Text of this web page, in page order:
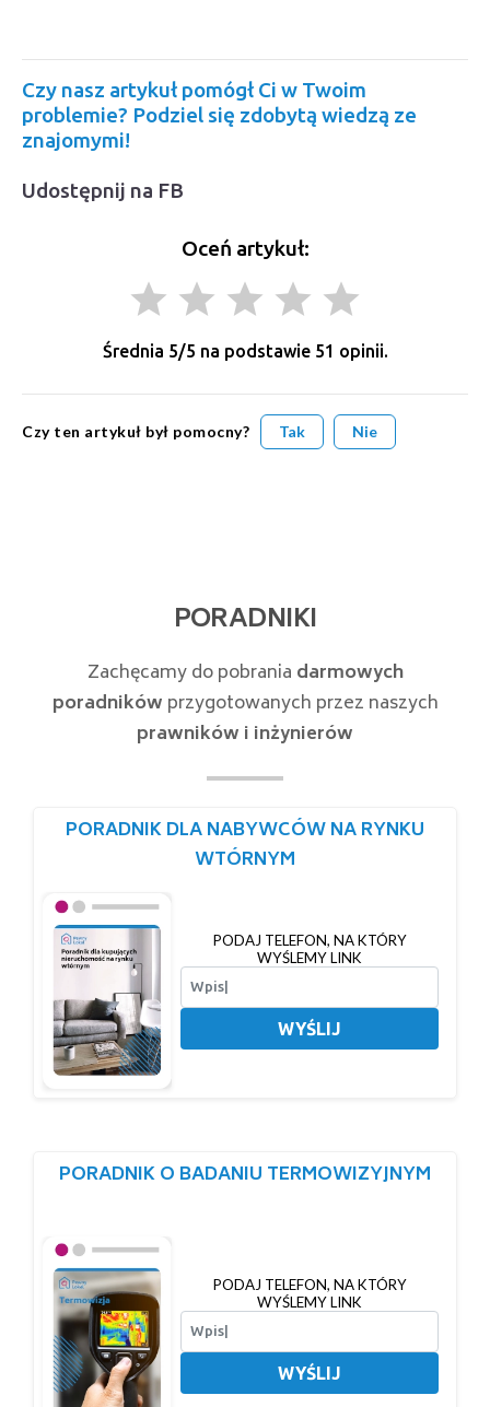
Czy nasz artykuł pomógł Ci w Twoim
problemie? Podziel się zdobytą wiedzą ze
znajomymi!
Udostępnij na FB
Oceń artykuł:
grade grade grade grade grade
Średnia 5/5 na podstawie 51 opinii.
Czy ten artykuł był pomocny? Tak Nie
PORADNIKI
Zachęcamy do pobrania darmowych
poradników przygotowanych przez naszych
prawników i inżynierów
PORADNIK DLA NABYWCÓW NA RYNKU
WTÓRNYM
PODAJ TELEFON, NA KTÓRY
WYŚLEMY LINK
WYŚLIJ
PORADNIK O BADANIU TERMOWIZYJNYM
PODAJ TELEFON, NA KTÓRY
WYŚLEMY LINK
WYŚLIJ